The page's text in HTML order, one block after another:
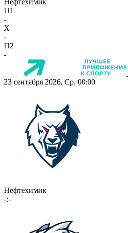
П1
-
X
-
П2
-
23 сентября 2026, Ср, 00:00
Нефтехимик
-:-